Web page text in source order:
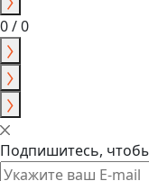
0 / 0
Подпишитесь,